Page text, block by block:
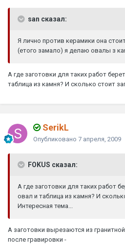
san сказал:
Я лично против керамики она
(етого замало) я делаю овалы з
А где заготовки для таких работ
таблица из камня? И сколько стоит
SerikL
Опубликовано 7 апреля, 2009
FOKUS сказал:
А где заготовки для таких работ
овал и таблица из камня? И
Интересная тема...
А заготовки вырезаются из
после гравировки -